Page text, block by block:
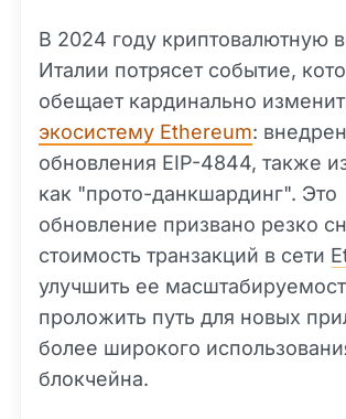
В 2024 году криптовалютную
Италии потрясет событие,
обещает кардинально
экосистему Ethereum:
обновления EIP-4844, также
как "прото-данкшардинг". Это
обновление призвано резко
стоимость транзакций в сети
улучшить ее
проложить путь для новых
более широкого
блокчейна.